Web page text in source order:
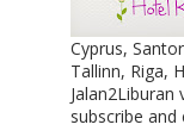
Cyprus,
Tallinn, Riga,
subscribe